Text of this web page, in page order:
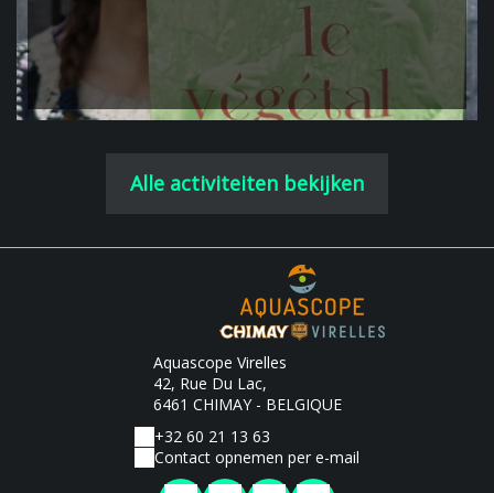
Alle activiteiten bekijken
Aquascope Virelles
42, Rue Du Lac,
6461 CHIMAY - BELGIQUE
+32 60 21 13 63
Contact opnemen per e-mail